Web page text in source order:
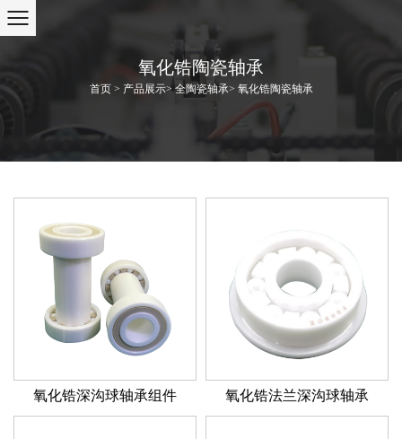
氧化锆陶瓷轴承
首页> 产品展示>全陶瓷轴承> 氧化锆陶瓷轴承
氧化锆深沟球轴承组件 氧化锆法兰深沟球轴承